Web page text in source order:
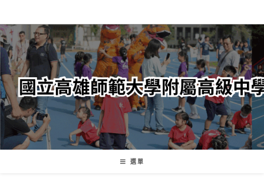
轉
至
主
內
容
選單